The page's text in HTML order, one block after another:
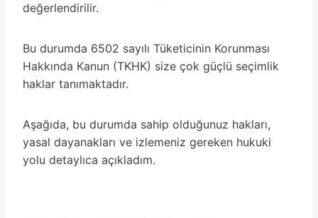
değerlendirilir.
Bu durumda 6502 sayılı Tüketicinin Korunması
Hakkında Kanun (TKHK) size çok güçlü seçimlik
haklar tanımaktadır.
Aşağıda, bu durumda sahip olduğunuz hakları,
yasal dayanakları ve izlemeniz gereken hukuki
yolu detaylıca açıkladım.